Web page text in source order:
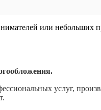
или небольших
услуг,